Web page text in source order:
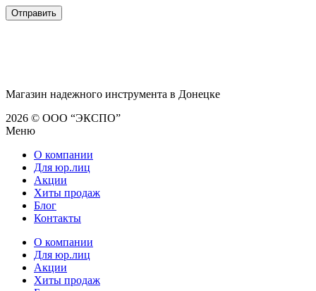
Магазин надежного инструмента в Донецке
2026 © ООО “ЭКСПО”
Меню
О компании
Для юр.лиц
Акции
Хиты продаж
Блог
Контакты
О компании
Для юр.лиц
Акции
Хиты продаж